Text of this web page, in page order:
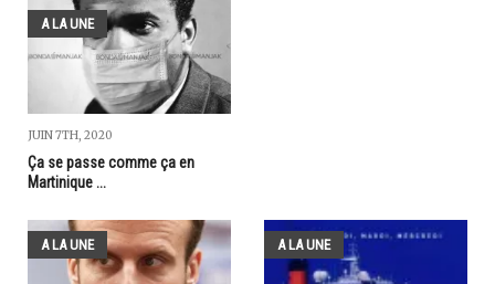
A LA UNE
JUIN 7TH, 2020
Ça se passe comme ça en
Martinique ...
A LA UNE A LA UNE